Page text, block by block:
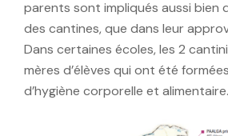
parents sont impliqués aussi bien
des cantines, que dans leur
Dans certaines écoles, les 2
mères d’élèves qui ont été
d’hygiène corporelle et alimentaire.